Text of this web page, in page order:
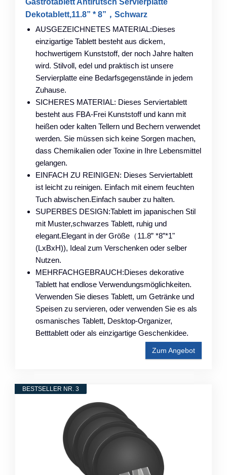
Dekotablett,11.8” * 8”，Schwarz
AUSGEZEICHNETES MATERIAL:Dieses
einzigartige Tablett besteht aus dickem,
hochwertigem Kunststoff, der noch Jahre halten
wird. Stilvoll, edel und praktisch ist unsere
Servierplatte eine Bedarfsgegenstände in jedem
Zuhause.
SICHERES MATERIAL: Dieses Serviertablett
besteht aus FBA-Frei Kunststoff und kann mit
heißen oder kalten Tellern und Bechern verwendet
werden. Sie müssen sich keine Sorgen machen,
dass Chemikalien oder Toxine in Ihre Lebensmittel
gelangen.
EINFACH ZU REINIGEN: Dieses Serviertablett
ist leicht zu reinigen. Einfach mit einem feuchten
Tuch abwischen.Einfach sauber zu halten.
SUPERBES DESIGN:Tablett im japanischen Stil
mit Muster,schwarzes Tablett, ruhig und
elegant.Elegant in der Größe（11.8” *8”*1"
(LxBxH)), Ideal zum Verschenken oder selber
Nutzen.
MEHRFACHGEBRAUCH:Dieses dekorative
Tablett hat endlose Verwendungsmöglichkeiten.
Verwenden Sie dieses Tablett, um Getränke und
Speisen zu servieren, oder verwenden Sie es als
osmanisches Tablett, Desktop-Organizer,
Betttablett oder als einzigartige Geschenkidee.
Zum Angebot
BESTSELLER NR. 3